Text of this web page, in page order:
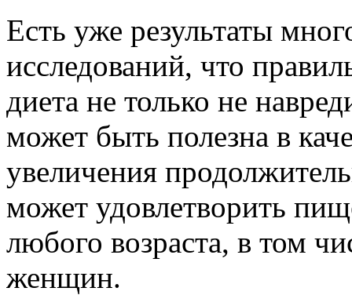
Есть уже результаты
исследований, что
диета не только не
может быть полезна в
увеличения
может удовлетворить
любого возраста, в том
женщин.